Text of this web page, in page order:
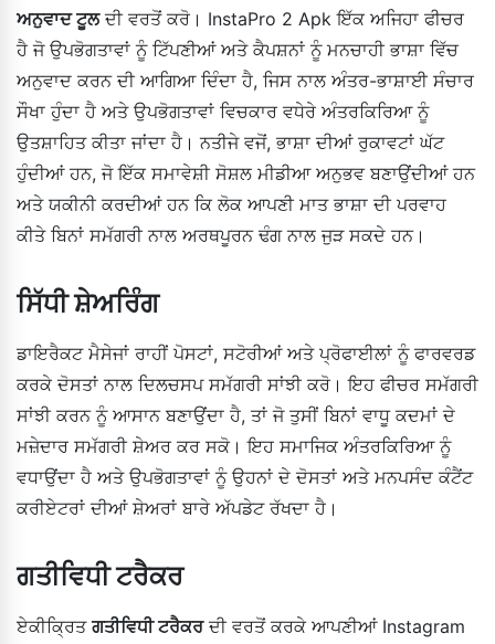
ਅਨੁਵਾਦ ਟੂਲਦੀ ਵਰਤੋਂ ਕਰੋ। InstaPro 2 Apk ਇੱਕ ਅਜਿਹਾ ਫੀਚਰ
ਹੈ ਜੋ ਉਪਭੋਗਤਾਵਾਂ ਨੂੰ ਟਿੱਪਣੀਆਂ ਅਤੇ ਕੈਪਸ਼ਨਾਂ ਨੂੰ ਮਨਚਾਹੀ ਭਾਸ਼ਾ ਵਿੱਚ
ਅਨੁਵਾਦ ਕਰਨ ਦੀ ਆਗਿਆ ਦਿੰਦਾ ਹੈ, ਜਿਸ ਨਾਲ ਅੰਤਰ-ਭਾਸ਼ਾਈ ਸੰਚਾਰ
ਸੌਖਾ ਹੁੰਦਾ ਹੈ ਅਤੇ ਉਪਭੋਗਤਾਵਾਂ ਵਿਚਕਾਰ ਵਧੇਰੇ ਅੰਤਰਕਿਰਿਆ ਨੂੰ
ਉਤਸ਼ਾਹਿਤ ਕੀਤਾ ਜਾਂਦਾ ਹੈ। ਨਤੀਜੇ ਵਜੋਂ, ਭਾਸ਼ਾ ਦੀਆਂ ਰੁਕਾਵਟਾਂ ਘੱਟ
ਹੁੰਦੀਆਂ ਹਨ, ਜੋ ਇੱਕ ਸਮਾਵੇਸ਼ੀ ਸੋਸ਼ਲ ਮੀਡੀਆ ਅਨੁਭਵ ਬਣਾਉਂਦੀਆਂ ਹਨ
ਅਤੇ ਯਕੀਨੀ ਕਰਦੀਆਂ ਹਨ ਕਿ ਲੋਕ ਆਪਣੀ ਮਾਤ ਭਾਸ਼ਾ ਦੀ ਪਰਵਾਹ
ਕੀਤੇ ਬਿਨਾਂ ਸਮੱਗਰੀ ਨਾਲ ਅਰਥਪੂਰਨ ਢੰਗ ਨਾਲ ਜੁੜ ਸਕਦੇ ਹਨ।
ਸਿੱਧੀ ਸ਼ੇਅਰਿੰਗ
ਡਾਇਰੈਕਟ ਮੈਸੇਜਾਂ ਰਾਹੀਂ ਪੋਸਟਾਂ, ਸਟੋਰੀਆਂ ਅਤੇ ਪ੍ਰੋਫਾਈਲਾਂ ਨੂੰ ਫਾਰਵਰਡ
ਕਰਕੇ ਦੋਸਤਾਂ ਨਾਲ ਦਿਲਚਸਪ ਸਮੱਗਰੀ ਸਾਂਝੀ ਕਰੋ। ਇਹ ਫੀਚਰ ਸਮੱਗਰੀ
ਸਾਂਝੀ ਕਰਨ ਨੂੰ ਆਸਾਨ ਬਣਾਉਂਦਾ ਹੈ, ਤਾਂ ਜੋ ਤੁਸੀਂ ਬਿਨਾਂ ਵਾਧੂ ਕਦਮਾਂ ਦੇ
ਮਜ਼ੇਦਾਰ ਸਮੱਗਰੀ ਸ਼ੇਅਰ ਕਰ ਸਕੋ। ਇਹ ਸਮਾਜਿਕ ਅੰਤਰਕਿਰਿਆ ਨੂੰ
ਵਧਾਉਂਦਾ ਹੈ ਅਤੇ ਉਪਭੋਗਤਾਵਾਂ ਨੂੰ ਉਹਨਾਂ ਦੇ ਦੋਸਤਾਂ ਅਤੇ ਮਨਪਸੰਦ ਕੰਟੈਂਟ
ਕਰੀਏਟਰਾਂ ਦੀਆਂ ਸ਼ੇਅਰਾਂ ਬਾਰੇ ਅੱਪਡੇਟ ਰੱਖਦਾ ਹੈ।
ਗਤੀਵਿਧੀ ਟਰੈਕਰ
ਏਕੀਕ੍ਰਿਤ ਗਤੀਵਿਧੀ ਟਰੈਕਰਦੀ ਵਰਤੋਂ ਕਰਕੇ ਆਪਣੀਆਂ Instagram